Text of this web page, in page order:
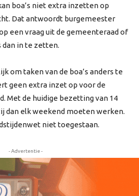
boa’s niet extra inzetten op
Dat antwoordt burgemeester
een vraag uit de gemeenteraad of
dan in te zetten.
om taken van de boa’s anders te
geen extra inzet op voor de
Met de huidige bezetting van 14
dan elk weekend moeten werken.
niet toegestaan.
- Advertentie -